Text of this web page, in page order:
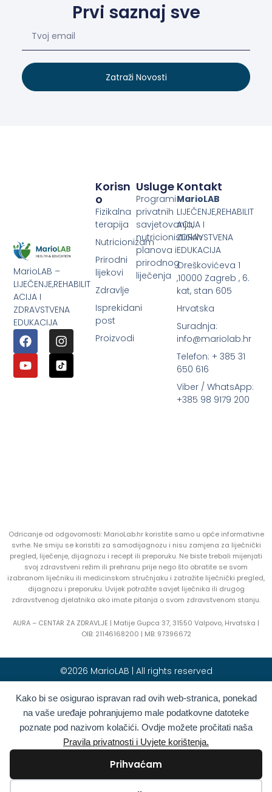
Kako bi se osigurao ispravan rad ovih web-stranica, ponekad
na vaše uređaje pohranjujemo male podatkovne datoteke
poznate pod nazivom kolačići. Ovdje možete pročitati naša
Pravila privatnosti i Uvjete korištenja.
Prihvaćam
Prvi saznaj sve
Zatraži Novosti
MarioLAB –
LIJEČENJE,REHABILIT
ACIJA I
ZDRAVSTVENA
EDUKACIJA
Usluge
Programi
privatnih
savjetovanja,
nutricionističkih
planova i
prirodnog
liječenja
Korisn
O
Fizikalna
terapija
Nutricionizam
Prirodni
lijekovi
Zdravlje
Isprekidani
post
Proizvodi
Kontakt
MarioLAB
LIJEČENJE,REHABILIT
ACIJA I
ZDRAVSTVENA
EDUKACIJA
Oreškovićeva 1
,10000 Zagreb , 6.
kat, stan 605
Hrvatska
Suradnja:
info@mariolab.hr
Telefon: + 385 31
650 616
Viber / WhatsApp:
+385 98 9179 200
Odricanje od odgovornosti: MarioLab.hr koristite samo u opće informativne
svrhe. Ne smiju se koristiti za samodijagnozu i nisu zamjena za liječnički
pregled, liječenje, dijagnozu i recept ili preporuku. Ne biste trebali mijenjati
svoj zdravstveni režim ili prehranu prije nego što obratite se svom
izabranom liječniku ili medicinskom stručnjaku i zatražite liječnički pregled,
dijagnozu i preporuku. Uvijek potražite savjet liječnika ili drugog
zdravstvenog djelatnika ako imate pitanja o svom zdravstvenom stanju.
AURA – CENTAR ZA ZDRAVLJE | Matije Gupca 37, 31550 Valpovo, Hrvatska |
OIB: 21146168200 | MB: 97396672
©2026 MarioLAB | All rights reserved
Hrvatski English(Engleski)
Deutsch(Njemački) Polski(Poljski)
Română(Rumunjski) Italiano( Talijanski)
Български(Bugarski) Français(Francuski)
Grčki) Slovenčina